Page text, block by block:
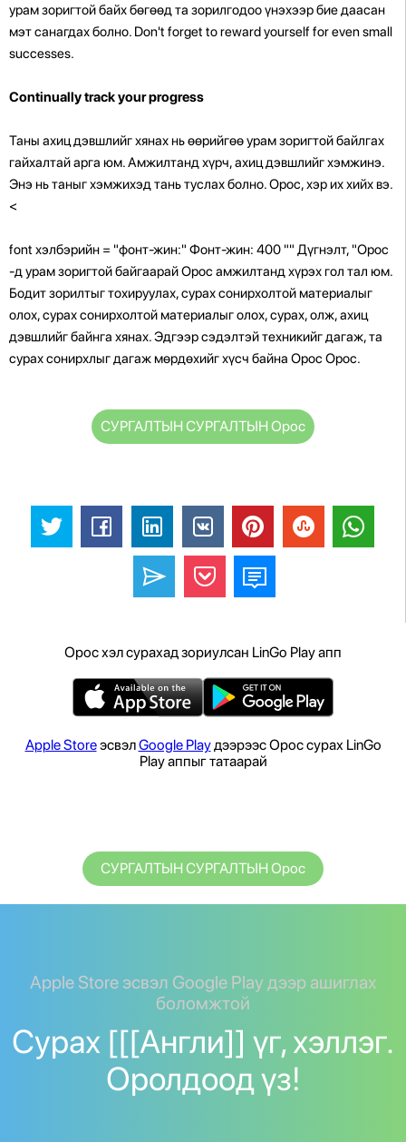
урам зоригтой байх бөгөөд та зорилгодоо үнэхээр бие даасан
мэт санагдах болно. Don't forget to reward yourself for even small
successes.
Continually track your progress
Таны ахиц дэвшлийг хянах нь өөрийгөө урам зоригтой байлгах
гайхалтай арга юм. Амжилтанд хүрч, ахиц дэвшлийг хэмжинэ.
Энэ нь таныг хэмжихэд тань туслах болно. Орос, хэр их хийх вэ.
<
font хэлбэрийн = "фонт-жин:" Фонт-жин: 400 "" Дүгнэлт, "Орос
-д урам зоригтой байгаарай Орос амжилтанд хүрэх гол тал юм.
Бодит зорилтыг тохируулах, сурах сонирхолтой материалыг
олох, сурах сонирхолтой материалыг олох, сурах, олж, ахиц
дэвшлийг байнга хянах. Эдгээр сэдэлтэй техникийг дагаж, та
сурах сонирхлыг дагаж мөрдөхийг хүсч байна Орос Орос.
СУРГАЛТЫН СУРГАЛТЫН Орос
Орос хэл сурахад зориулсан LinGo Play апп
Apple StoreэсвэлGoogle Playдээрээс Орос сурах LinGo
Play аппыг татаарай
СУРГАЛТЫН СУРГАЛТЫН Орос
Apple Store эсвэл Google Play дээр ашиглах
боломжтой
Сурах [[[Англи]] үг, хэллэг.
Оролдоод үз!